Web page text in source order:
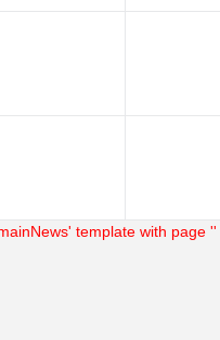
template with page ''